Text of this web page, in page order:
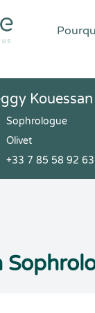
Sophrologue
Olivet
+33 7 85 58 92 63